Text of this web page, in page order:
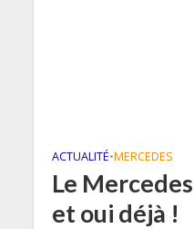
ACTUALITÉ•MERCEDES
Le
et oui déjà !